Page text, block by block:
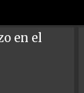
en el